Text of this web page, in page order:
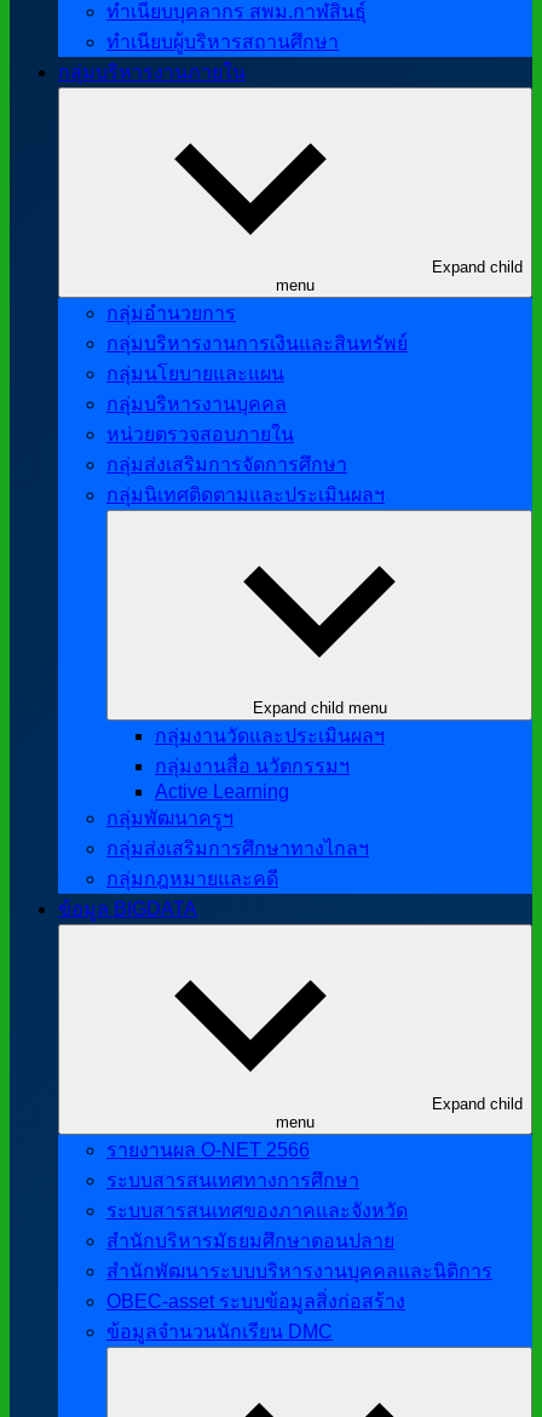
ทำเนียบบุคลากร สพม.กาฬสินธุ์
ทำเนียบผู้บริหารสถานศึกษา
กลุ่มบริหารงานภายใน
Expand child
menu
กลุ่มอำนวยการ
กลุ่มบริหารงานการเงินและสินทรัพย์
กลุ่มนโยบายและแผน
กลุ่มบริหารงานบุคคล
หน่วยตรวจสอบภายใน
กลุ่มส่งเสริมการจัดการศึกษา
กลุ่มนิเทศติดตามและประเมินผลฯ
Expand child menu
กลุ่มงานวัดและประเมินผลฯ
กลุ่มงานสื่อ นวัตกรรมฯ
Active Learning
กลุ่มพัฒนาครูฯ
กลุ่มส่งเสริมการศึกษาทางไกลฯ
กลุ่มกฎหมายและคดี
ข้อมูล BIGDATA
Expand child
menu
รายงานผล O-NET 2566
ระบบสารสนเทศทางการศึกษา
ระบบสารสนเทศของภาคและจังหวัด
สำนักบริหารมัธยมศึกษาตอนปลาย
สำนักพัฒนาระบบบริหารงานบุคคลและนิติการ
OBEC-asset ระบบข้อมูลสิ่งก่อสร้าง
ข้อมูลจำนวนนักเรียน DMC